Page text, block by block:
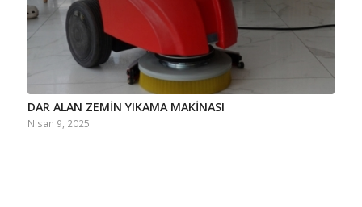
DAR ALAN ZEMİN YIKAMA MAKİNASI
Nisan 9, 2025